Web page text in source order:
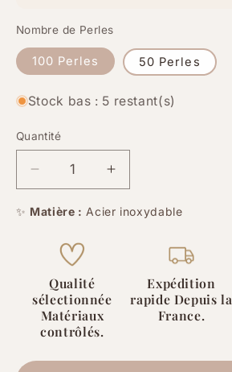
Nombre de Perles
100 Perles 50 Perles
Stock bas : 5 restant(s)
Quantité
Quantité
Réduire
la
quantité
Perles
rondes
x
3
mm
Augmenter
la
quantité
x
✨ Matière : Acier inoxydable
Qualité
sélectionnée
Matériaux
contrôlés.
Expédition
rapide Depuis la
France.